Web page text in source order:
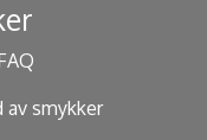
av smykker